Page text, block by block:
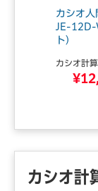
カシオ
JE-12D-
ト）
カシオ計
カシオ計